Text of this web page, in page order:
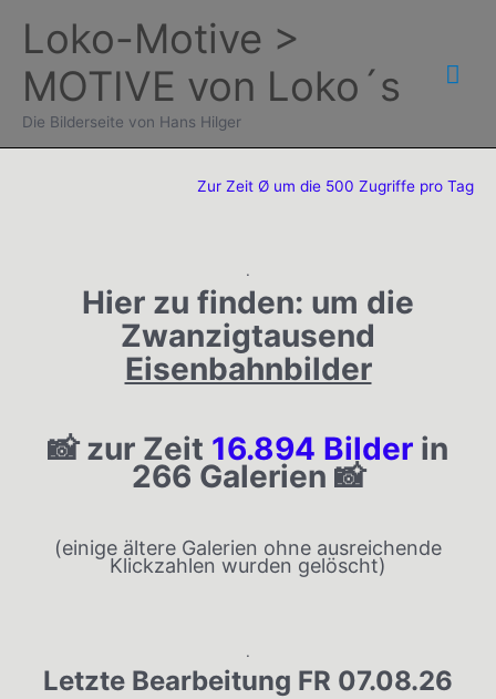
springen
Loko-Motive >
MOTIVE von Loko´s
Die Bilderseite von Hans Hilger
Zur Zeit Ø um die 500 Zugriffe pro Tag
.
Hier zu finden: um die
Zwanzigtausend
Eisenbahnbilder
📸 zur Zeit 16.894 Bilder in
266 Galerien 📸
(einige ältere Galerien ohne ausreichende
Klickzahlen wurden gelöscht)
.
Letzte Bearbeitung FR 07.08.26